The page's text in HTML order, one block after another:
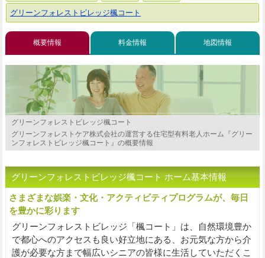
グリーンフォレストビレッジ楓コート
概要情報 料金情報 地図情報
グリーンフォレストビレッジ楓コート
グリーンフォレストケア株式会社の運営する住宅型有料老人ホーム『グリー
ンフォレストビレッジ楓コート』の概要情報
グリーンフォレストビレッジ楓コート ホーム基本情報
さまざまな娯楽・文化・アクティビティプログラムが、毎日
を豊かに彩ります
グリーンフォレストビレッジ「楓コート」は、自然環境豊か
で都心へのアクセスも良い好立地にある、お元気な方から介
護が必要な方まで幅広いシニアの皆様に生活していただくこ